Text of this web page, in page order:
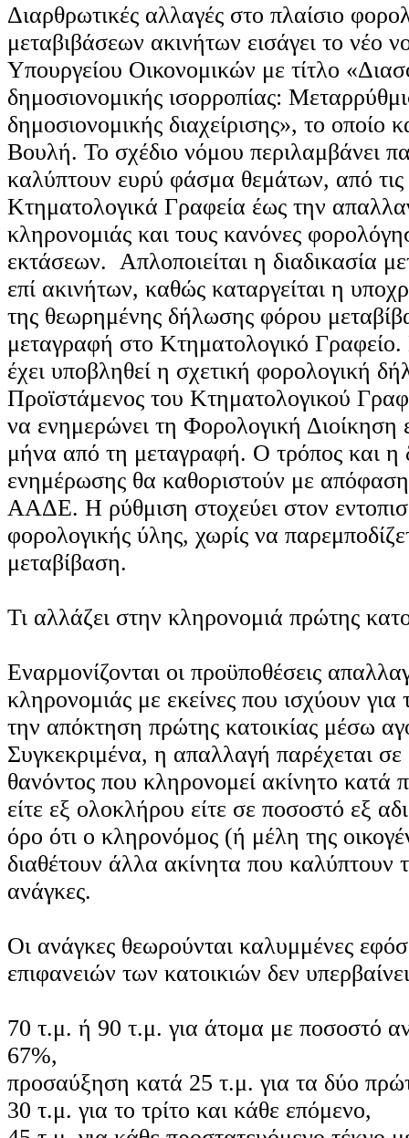
Διαρθρωτικές αλλαγές στο πλαίσιο
μεταβιβάσεων ακινήτων εισάγει το νέο
Υπουργείου Οικονομικών με τίτλο
δημοσιονομικής ισορροπίας:
δημοσιονομικής διαχείρισης», το οποίο
Βουλή. Το σχέδιο νόμου περιλαμβάνει
καλύπτουν ευρύ φάσμα θεμάτων, από
Κτηματολογικά Γραφεία έως την
κληρονομιάς και τους κανόνες
εκτάσεων. Απλοποιείται η διαδικασία
επί ακινήτων, καθώς καταργείται η
της θεωρημένης δήλωσης φόρου
μεταγραφή στο Κτηματολογικό
έχει υποβληθεί η σχετική φορολογική
Προϊστάμενος του Κτηματολογικού
να ενημερώνει τη Φορολογική Διοίκηση
μήνα από τη μεταγραφή. Ο τρόπος και η
ενημέρωσης θα καθοριστούν με απόφαση
ΑΑΔΕ. Η ρύθμιση στοχεύει στον
φορολογικής ύλης, χωρίς να
μεταβίβαση.
Τι αλλάζει στην κληρονομιά πρώτης
Εναρμονίζονται οι προϋποθέσεις
κληρονομιάς με εκείνες που ισχύουν
την απόκτηση πρώτης κατοικίας μέσω
Συγκεκριμένα, η απαλλαγή παρέχεται
θανόντος που κληρονομεί ακίνητο κατά
είτε εξ ολοκλήρου είτε σε ποσοστό εξ
όρο ότι ο κληρονόμος (ή μέλη της
διαθέτουν άλλα ακίνητα που καλύπτουν
ανάγκες.
Οι ανάγκες θεωρούνται καλυμμένες
επιφανειών των κατοικιών δεν
70 τ.μ. ή 90 τ.μ. για άτομα με ποσοστό
67%,
προσαύξηση κατά 25 τ.μ. για τα δύο
30 τ.μ. για το τρίτο και κάθε επόμενο,